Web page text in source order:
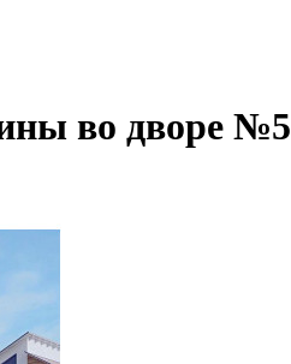
во дворе №5